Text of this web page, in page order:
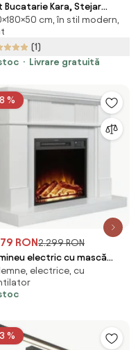
Bucatarie Kara, Stejar
Inchis/Alb, L 180 cm
cm, în stil modern,
(1)
Livrare gratuită
%
RON2.299 RON
electric cu mască
flacără LED, bușteni
sunet lemne,
timer,
lemne, electrice, cu
%